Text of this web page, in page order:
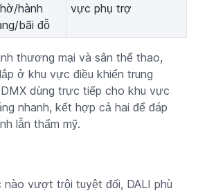
hành
bãi đỗ
vực phụ trợ
thương mại và sân thể thao,
ở khu vực điều khiển trung
dùng trực tiếp cho khu vực
nhanh, kết hợp cả hai để đáp
lẫn thẩm mỹ.
vượt trội tuyệt đối, DALI phù